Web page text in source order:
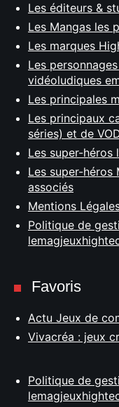
Les éditeurs &
Les Mangas les
Les marques
Les
vidéoludiques
Les principales
Les principaux
séries) et de
Les super-héros
Les super-héros
associés
Mentions
Politique de
Favoris
Actu Jeux de
Vivacréa : jeux
Politique de